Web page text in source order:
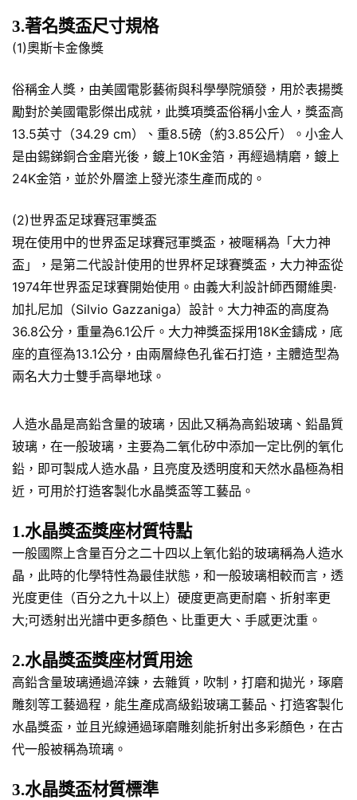
3.著名獎盃尺寸規格
(1)奧斯卡金像獎
俗稱金人獎，由美國電影藝術與科學學院頒發，用於表揚獎
勵對於美國電影傑出成就，此獎項獎盃俗稱小金人，獎盃高
13.5英寸（34.29 cm）、重8.5磅（約3.85公斤）。小金人
是由錫銻銅合金磨光後，鍍上10K金箔，再經過精磨，鍍上
24K金箔，並於外層塗上發光漆生產而成的。
(2)世界盃足球賽冠軍獎盃
現在使用中的世界盃足球賽冠軍獎盃，被暱稱為「大力神
盃」，是第二代設計使用的世界杯足球賽獎盃，大力神盃從
1974年世界盃足球賽開始使用。由義大利設計師西爾維奧·
加扎尼加（Silvio Gazzaniga）設計。大力神盃的高度為
36.8公分，重量為6.1公斤。大力神獎盃採用18K金鑄成，底
座的直徑為13.1公分，由兩層綠色孔雀石打造，主體造型為
兩名大力士雙手高舉地球。
人造水晶是高鉛含量的玻璃，因此又稱為高鉛玻璃、鉛晶質
玻璃，在一般玻璃，主要為二氧化矽中添加一定比例的氧化
鉛，即可製成人造水晶，且亮度及透明度和天然水晶極為相
近，可用於打造客製化水晶獎盃等工藝品。
1.水晶獎盃獎座材質特點
一般國際上含量百分之二十四以上氧化鉛的玻璃稱為人造水
晶，此時的化學特性為最佳狀態，和一般玻璃相較而言，透
光度更佳（百分之九十以上）硬度更高更耐磨、折射率更
大;可透射出光譜中更多顏色、比重更大、手感更沈重。
2.水晶獎盃獎座材質用途
高鉛含量玻璃通過淬鍊，去雜質，吹制，打磨和拋光，琢磨
雕刻等工藝過程，能生產成高級鉛玻璃工藝品、打造客製化
水晶獎盃，並且光線通過琢磨雕刻能折射出多彩顏色，在古
代一般被稱為琉璃。
3.水晶獎盃材質標準